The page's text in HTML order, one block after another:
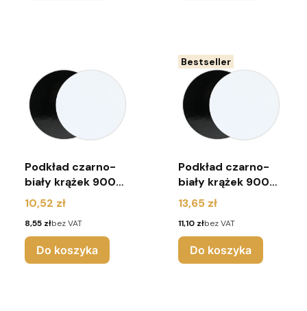
Podkład czarno-
biały krążek 900g
r. 18cm (pakiet 10
sztuk)
Cena
10,52 zł
Cena
8,55 złbez VAT
Do koszyka
Bestseller
Podkład czarno-
biały krążek 900g
r. 20cm (pakiet 10
sztuk)
Cena
13,65 zł
Cena
11,10 złbez VAT
Do koszyka